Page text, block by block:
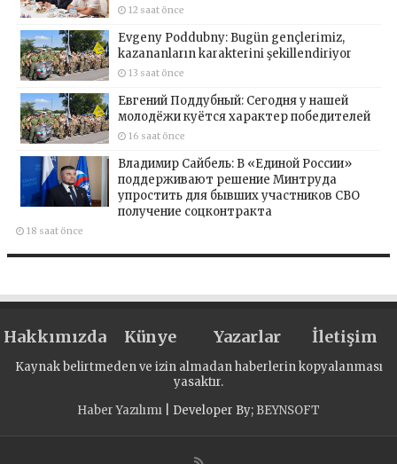
12 saat önce
Evgeny Poddubny: Bugün gençlerimiz,
kazananların karakterini şekillendiriyor
13 saat önce
Евгений Поддубный: Сегодня у нашей
молодёжи куётся характер победителей
16 saat önce
Владимир Сайбель: В «Единой России»
поддерживают решение Минтруда
упростить для бывших участников СВО
получение соцконтракта
18 saat önce
Hakkımızda Künye Yazarlar İletişim
Kaynak belirtmeden ve izin almadan haberlerin kopyalanması
yasaktır.
Haber Yazılımı | Developer By; BEYNSOFT